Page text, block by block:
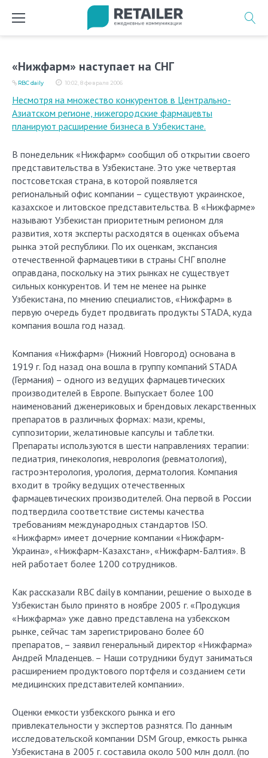
«Нижфарм» наступает на СНГ
10:02, 8 февраля 2006
RBC daily
Несмотря на множество конкурентов в Центрально-
Азиатском регионе, нижегородские фармацевты
планируют расширение бизнеса в Узбекистане.
В понедельник «Нижфарм» сообщил об открытии своего
представительства в Узбекистане. Это уже четвертая
постсоветская страна, в которой появляется
региональный офис компании – существуют украинское,
казахское и литовское представительства. В «Нижфарме»
называют Узбекистан приоритетным регионом для
развития, хотя эксперты расходятся в оценках объема
рынка этой республики. По их оценкам, экспансия
отечественной фармацевтики в страны СНГ вполне
оправдана, поскольку на этих рынках не существует
сильных конкурентов. И тем не менее на рынке
Узбекистана, по мнению специалистов, «Нижфарм» в
первую очередь будет продвигать продукты STADA, куда
компания вошла год назад.
Компания «Нижфарм» (Нижний Новгород) основана в
1919 г. Год назад она вошла в группу компаний STADA
(Германия) – одного из ведущих фармацевтических
производителей в Европе. Выпускает более 100
наименований дженериковых и брендовых лекарственных
препаратов в различных формах: мази, кремы,
суппозитории, желатиновые капсулы и таблетки.
Препараты используются в шести направлениях терапии:
педиатрия, гинекология, неврология (ревматология),
гастроэнтерология, урология, дерматология. Компания
входит в тройку ведущих отечественных
фармацевтических производителей. Она первой в России
подтвердила соответствие системы качества
требованиям международных стандартов ISO.
«Нижфарм» имеет дочерние компании «Нижфарм-
Украина», «Нижфарм-Казахстан», «Нижфарм-Балтия». В
ней работает более 1200 сотрудников.
Как рассказали RBC daily в компании, решение о выходе в
Узбекистан было принято в ноябре 2005 г. «Продукция
«Нижфарма» уже давно представлена на узбекском
рынке, сейчас там зарегистрировано более 60
препаратов, – заявил генеральный директор «Нижфарма»
Андрей Младенцев. – Наши сотрудники будут заниматься
расширением продуктового портфеля и созданием сети
медицинских представителей компании».
Оценки емкости узбекского рынка и его
привлекательности у экспертов разнятся. По данным
исследовательской компании DSM Group, емкость рынка
Узбекистана в 2005 г. составила около 500 млн долл. (по